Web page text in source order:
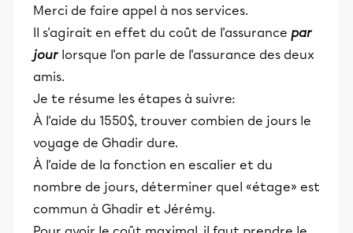
Merci de faire appel à nos services.
Il s'agirait en effet du coût de l'assurance par
jour lorsque l'on parle de l'assurance des deux
amis.
Je te résume les étapes à suivre:
À l'aide du 1550$, trouver combien de jours le
voyage de Ghadir dure.
À l'aide de la fonction en escalier et du
nombre de jours, déterminer quel «étage» est
commun à Ghadir et Jérémy.